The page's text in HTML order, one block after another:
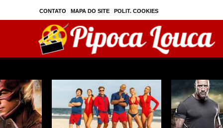
CONTATO MAPA DO SITE POLIT. COOKIES
PRIVAC./SEGURANÇA